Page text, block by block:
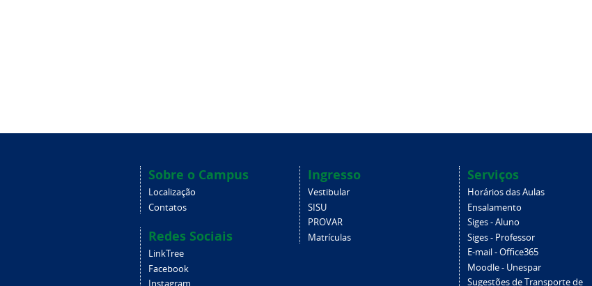
Sobre o Campus
Localização
Contatos
Redes Sociais
LinkTree
Facebook
Instagram
Ingresso
Vestibular
SISU
PROVAR
Matrículas
Serviços
Horários das Aulas
Ensalamento
Siges - Aluno
Siges - Professor
E-mail - Office365
Moodle - Unespar
Sugestões de Transporte de